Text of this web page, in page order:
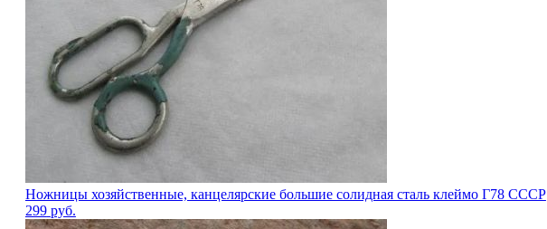
Ножницы хозяйственные, канцелярские большие солидная сталь клеймо Г78 СССР
299 руб.